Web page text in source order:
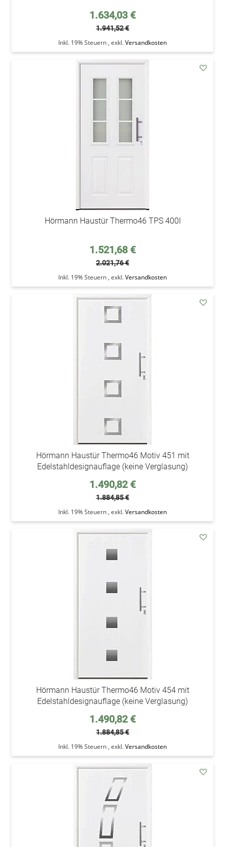
Sonderpreis
1.634,03 €
1.941,52 €
Inkl. 19% Steuern , exkl.Versandkosten
Hörmann Haustür Thermo46 TPS 400I
Sonderpreis
1.521,68 €
2.021,76 €
Inkl. 19% Steuern , exkl.Versandkosten
Hörmann Haustür Thermo46 Motiv 451 mit
Edelstahldesignauflage (keine Verglasung)
Sonderpreis
1.490,82 €
1.884,85 €
Inkl. 19% Steuern , exkl.Versandkosten
Hörmann Haustür Thermo46 Motiv 454 mit
Edelstahldesignauflage (keine Verglasung)
Sonderpreis
1.490,82 €
1.884,85 €
Inkl. 19% Steuern , exkl.Versandkosten